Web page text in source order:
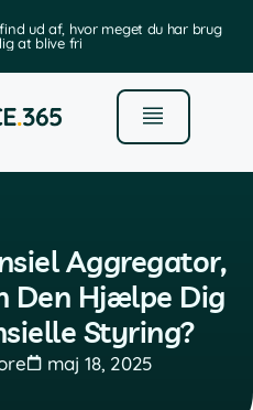
ud af, hvor meget du har brug
at blive fri
Aggregator,
Den Hjælpe Dig
Styring?
maj 18, 2025